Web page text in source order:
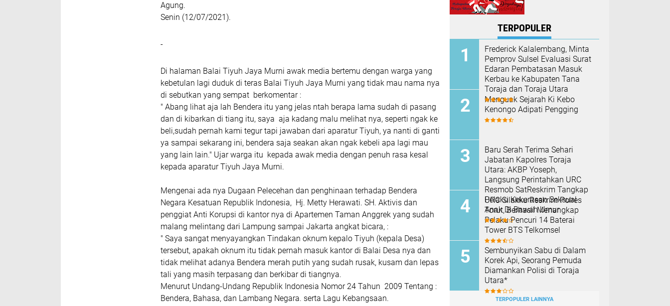
Agung.
Senin (12/07/2021).
-
Di halaman Balai Tiyuh Jaya Murni awak media bertemu dengan warga yang
kebetulan lagi duduk di teras Balai Tiyuh Jaya Murni yang tidak mau nama nya
di sebutkan yang sempat berkomentar :
" Abang lihat aja lah Bendera itu yang jelas ntah berapa lama sudah di pasang
dan di kibarkan di tiang itu, saya aja kadang malu melihat nya, seperti ngak ke
beli,sudah pernah kami tegur tapi jawaban dari aparatur Tiyuh, ya nanti di ganti
ya sampai sekarang ini, bendera saja seakan akan ngak kebeli apa lagi mau
yang lain lain." Ujar warga itu kepada awak media dengan penuh rasa kesal
kepada aparatur Tiyuh Jaya Murni.
Mengenai ada nya Dugaan Pelecehan dan penghinaan terhadap Bendera
Negara Kesatuan Republik Indonesia, Hj. Metty Herawati. SH. Aktivis dan
penggiat Anti Korupsi di kantor nya di Apartemen Taman Anggrek yang sudah
malang melintang dari Lampung sampai Jakarta angkat bicara, :
" Saya sangat menyayangkan Tindakan oknum kepalo Tiyuh (kepala Desa)
tersebut, apakah oknum itu tidak pernah masuk kantor di Balai Desa nya dan
tidak melihat adanya Bendera merah putih yang sudah rusak, kusam dan lepas
tali yang masih terpasang dan berkibar di tiangnya.
Menurut Undang-Undang Republik Indonesia Nomor 24 Tahun 2009 Tentang :
Bendera, Bahasa, dan Lambang Negara. serta Lagu Kebangsaan.
TERPOPULER
Frederick Kalalembang, Minta
Pemprov Sulsel Evaluasi Surat
Edaran Pembatasan Masuk
Kerbau ke Kabupaten Tana
Toraja dan Toraja Utara
Menguak Sejarah Ki Kebo
Kenongo Adipati Pengging
Baru Serah Terima Sehari
Jabatan Kapolres Toraja
Utara: AKBP Yoseph,
Langsung Perintahkan URC
Resmob SatReskrim Tangkap
Pelaku Kekerasan Seksual
Anak Di Bawah Umur
URC Silakku Reskrim Polres
Torut, Berhasil Menangkap
Pelaku Pencuri 14 Baterai
Tower BTS Telkomsel
Sembunyikan Sabu di Dalam
Korek Api, Seorang Pemuda
Diamankan Polisi di Toraja
Utara*
TERPOPULER LAINNYA